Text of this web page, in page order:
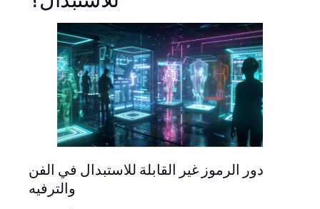
دور الرموز غير القابلة للاستبدال في الفن
والترفيه